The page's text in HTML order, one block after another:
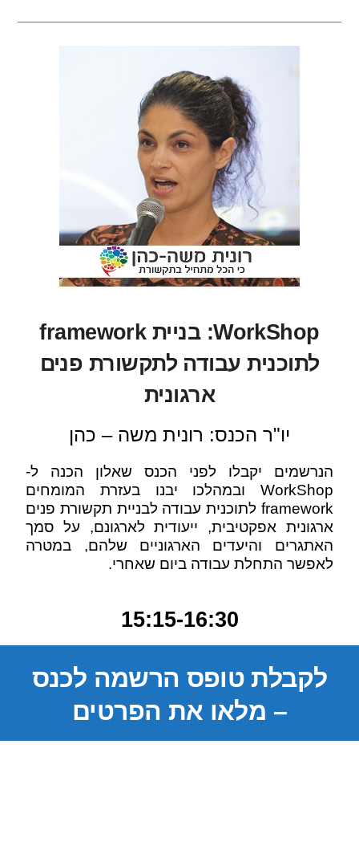
WorkShop: בניית framework
לתוכנית עבודה לתקשורת פנים
ארגונית
יו"ר הכנס: רונית משה – כהן
הנרשמים יקבלו לפני הכנס שאלון הכנה ל-
WorkShop ובמהלכו יבנו בעזרת המומחים
framework לתוכנית עבודה לבניית תקשורת פנים
ארגונית אפקטיבית, ייעודית לארגונם, על סמך
האתגרים והיעדים הארגוניים שלהם, במטרה
לאפשר התחלת עבודה ביום שאחרי.
15:15-16:30
לקבלת טופס הרשמה לכנס
– מלאו את הפרטים